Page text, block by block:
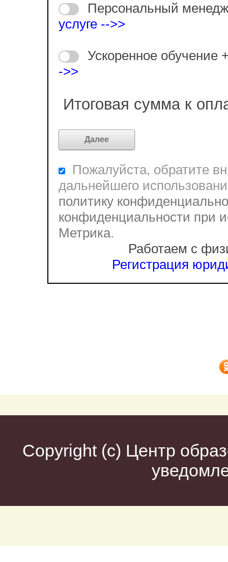
Персональный
услуге -->>
Ускоренное обучение
->>
Итоговая сумма к
Пожалуйста, обратите
дальнейшего
политику
конфиденциальности при
Метрика.
Работаем с
Регистрация
Copyright (c) Центр